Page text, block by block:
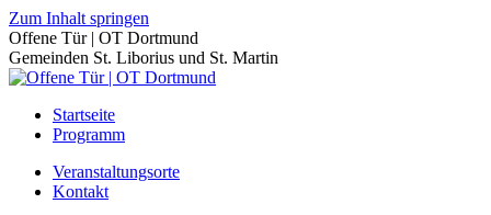
Zum Inhalt springen
Offene Tür | OT Dortmund
Gemeinden St. Liborius und St. Martin
Startseite
Programm
Veranstaltungsorte
Kontakt